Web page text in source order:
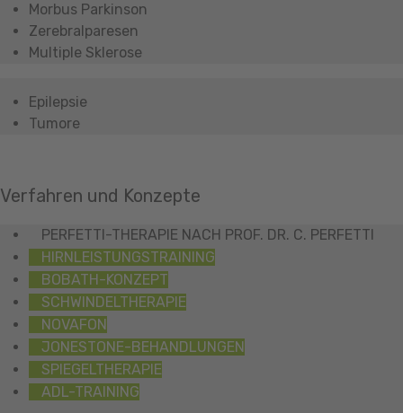
Morbus Parkinson
Zerebralparesen
Multiple Sklerose
Epilepsie
Tumore
Verfahren und Konzepte
PERFETTI-THERAPIE NACH PROF. DR. C. PERFETTI
HIRNLEISTUNGSTRAINING
BOBATH-KONZEPT
SCHWINDELTHERAPIE
NOVAFON
JONESTONE-BEHANDLUNGEN
SPIEGELTHERAPIE
ADL-TRAINING